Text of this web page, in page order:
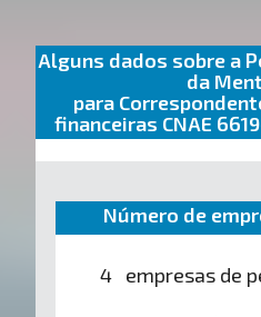
Alguns dados sobre a
da
para
financeiras CNAE
Número de
4 empresas de